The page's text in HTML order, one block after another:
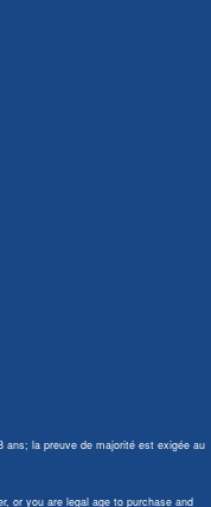
ans; la preuve de majorité est exigée au
or you are legal age to purchase and